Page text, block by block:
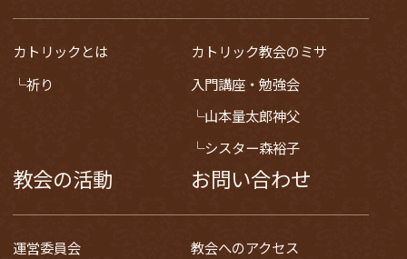
カトリックとは
祈り
カトリック教会のミサ
入門講座・勉強会
山本量太郎神父
シスター森裕子
教会の活動
運営委員会
お問い合わせ
教会へのアクセス